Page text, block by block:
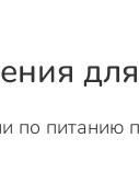
питанию